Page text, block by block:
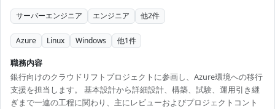
サーバーエンジニア エンジニア 他2件
Azure Linux Windows 他1件
職務内容
銀行向けのクラウドリフトプロジェクトに参画し、Azure環境への移行
支援を担当します。 基本設計から詳細設計、構築、試験、運用引き継
ぎまで一連の工程に関わり、主にレビューおよびプロジェクトコント